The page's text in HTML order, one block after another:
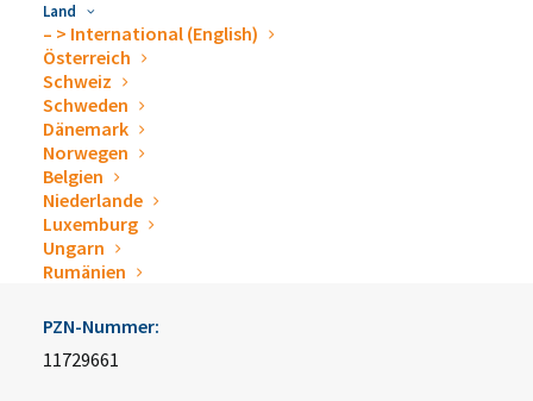
Land
– > International (English)
Österreich
Schweiz
Schweden
Dänemark
Norwegen
Belgien
Niederlande
Luxemburg
Ungarn
Rumänien
esemtan® dry skin balm
Artikelnummer:
70000843
Hersteller:
Schülke & Mayr GmbH
PZN-Nummer:
11729661